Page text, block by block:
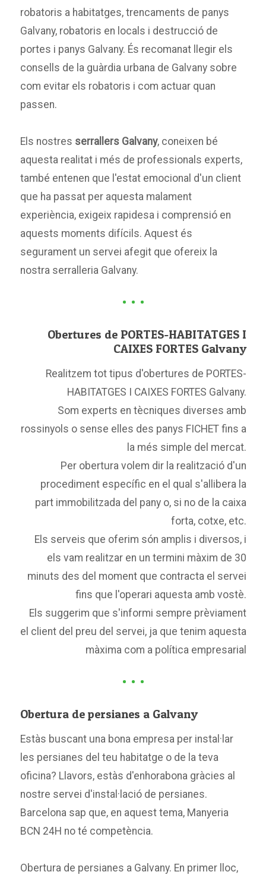
robatoris a habitatges, trencaments de panys
Galvany, robatoris en locals i destrucció de
portes i panys Galvany. És recomanat llegir els
consells de la guàrdia urbana de Galvany sobre
com evitar els robatoris i com actuar quan
passen.
Els nostres serrallers Galvany, coneixen bé
aquesta realitat i més de professionals experts,
també entenen que l'estat emocional d'un client
que ha passat per aquesta malament
experiència, exigeix rapidesa i comprensió en
aquests moments difícils. Aquest és
segurament un servei afegit que ofereix la
nostra serralleria Galvany.
Obertures de PORTES-HABITATGES I
CAIXES FORTES Galvany
Realitzem tot tipus d'obertures de PORTES-
HABITATGES I CAIXES FORTES Galvany.
Som experts en tècniques diverses amb
rossinyols o sense elles des panys FICHET fins a
la més simple del mercat.
Per obertura volem dir la realització d'un
procediment específic en el qual s'allibera la
part immobilitzada del pany o, si no de la caixa
forta, cotxe, etc.
Els serveis que oferim són amplis i diversos, i
els vam realitzar en un termini màxim de 30
minuts des del moment que contracta el servei
fins que l'operari aquesta amb vostè.
Els suggerim que s'informi sempre prèviament
el client del preu del servei, ja que tenim aquesta
màxima com a política empresarial
Obertura de persianes a Galvany
Estàs buscant una bona empresa per instal·lar
les persianes del teu habitatge o de la teva
oficina? Llavors, estàs d'enhorabona gràcies al
nostre servei d'instal·lació de persianes.
Barcelona sap que, en aquest tema, Manyeria
BCN 24H no té competència.
Obertura de persianes a Galvany. En primer lloc,